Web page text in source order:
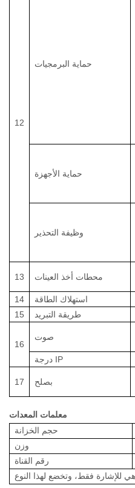
12
حماية البرمجيات
حماية الأجهزة
وظيفة التحذير
13 محطات أخذ العينات
14
استهلاك الطاقة
15
طريقة التبريد
16
صوت
درجة IP
17 بصلح
معلمات المعدات
حجم الخزانة
وزن
رقم
القناة